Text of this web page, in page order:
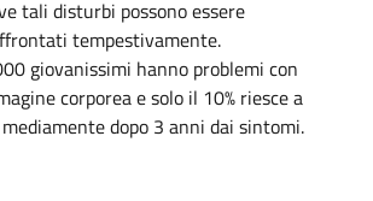
tali disturbi possono essere
tempestivamente.
giovanissimi hanno problemi con
corporea e solo il 10% riesce a
dopo 3 anni dai sintomi.